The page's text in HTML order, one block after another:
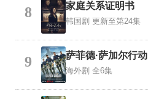
8 家庭关系证明书
韩国剧 更新至第24集
9 萨菲德·萨加尔行动
海外剧 全6集